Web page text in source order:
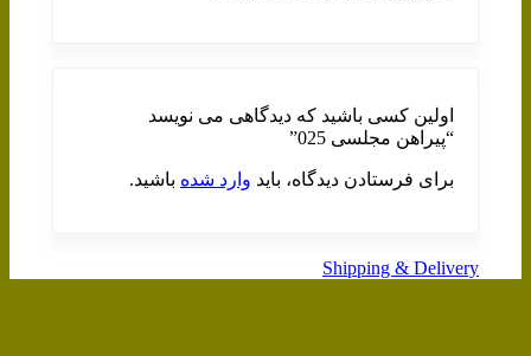
اولین کسی باشید که دیدگاهی می نویسد
“پیراهن مجلسی 025”
برای فرستادن دیدگاه، باید وارد شده باشید.
Shipping & Delivery